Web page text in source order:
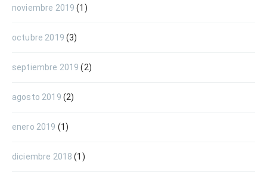
noviembre 2019 (1)
octubre 2019 (3)
septiembre 2019 (2)
agosto 2019 (2)
enero 2019 (1)
diciembre 2018 (1)